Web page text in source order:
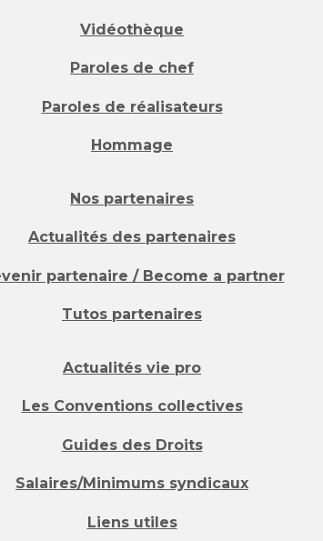
Vidéothèque
Paroles de chef
Paroles de réalisateurs
Hommage
Nos partenaires
Actualités des partenaires
partenaire / Become a partner
Tutos partenaires
Actualités vie pro
Les Conventions collectives
Guides des Droits
Salaires/Minimums syndicaux
Liens utiles